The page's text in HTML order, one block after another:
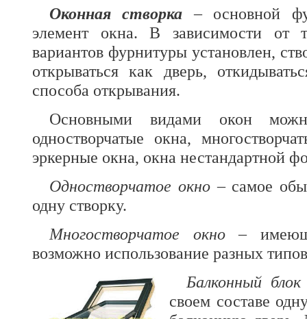
Оконная створка – основной
элемент окна. В зависимости от
вариантов фурнитуры установлен,
открываться как дверь,
способа открывания.
Основными видами окон
одностворчатые окна,
эркерные окна, окна нестандартной
Одностворчатое окно– самое
одну створку.
Многостворчатое окно–
возможно использование разных
Балконный блок
своем составе